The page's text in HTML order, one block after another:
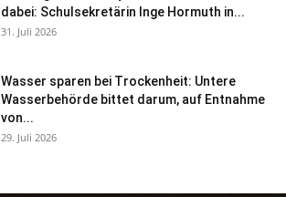
dabei: Schulsekretärin Inge Hormuth in...
31. Juli 2026
Wasser sparen bei Trockenheit: Untere
Wasserbehörde bittet darum, auf Entnahme
von...
29. Juli 2026